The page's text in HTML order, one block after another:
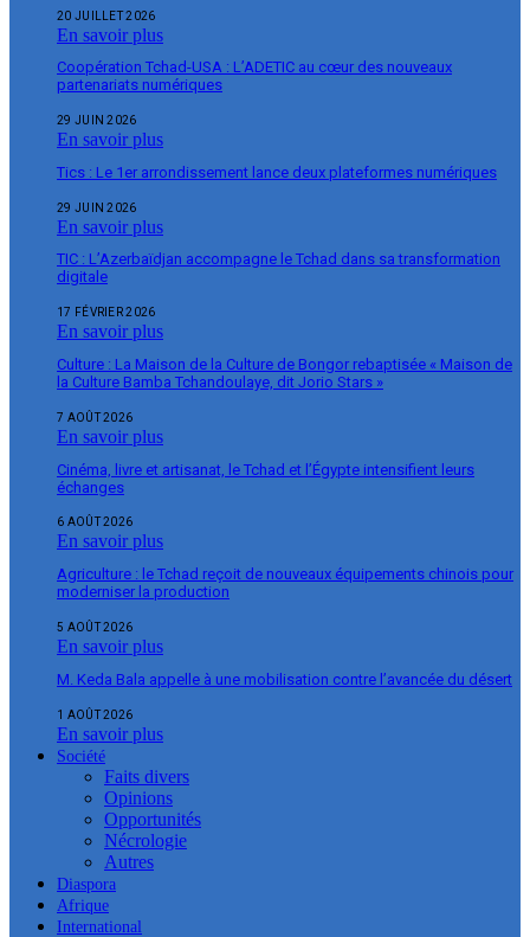
20 JUILLET 2026
En savoir plus
Coopération Tchad-USA : L’ADETIC au cœur des nouveaux
partenariats numériques
29 JUIN 2026
En savoir plus
Tics : Le 1er arrondissement lance deux plateformes numériques
29 JUIN 2026
En savoir plus
TIC : L’Azerbaïdjan accompagne le Tchad dans sa transformation
digitale
17 FÉVRIER 2026
En savoir plus
Culture : La Maison de la Culture de Bongor rebaptisée « Maison de
la Culture Bamba Tchandoulaye, dit Jorio Stars »
7 AOÛT 2026
En savoir plus
Cinéma, livre et artisanat, le Tchad et l’Égypte intensifient leurs
échanges
6 AOÛT 2026
En savoir plus
Agriculture : le Tchad reçoit de nouveaux équipements chinois pour
moderniser la production
5 AOÛT 2026
En savoir plus
M. Keda Bala appelle à une mobilisation contre l’avancée du désert
1 AOÛT 2026
En savoir plus
Société
Faits divers
Opinions
Opportunités
Nécrologie
Autres
Diaspora
Afrique
International